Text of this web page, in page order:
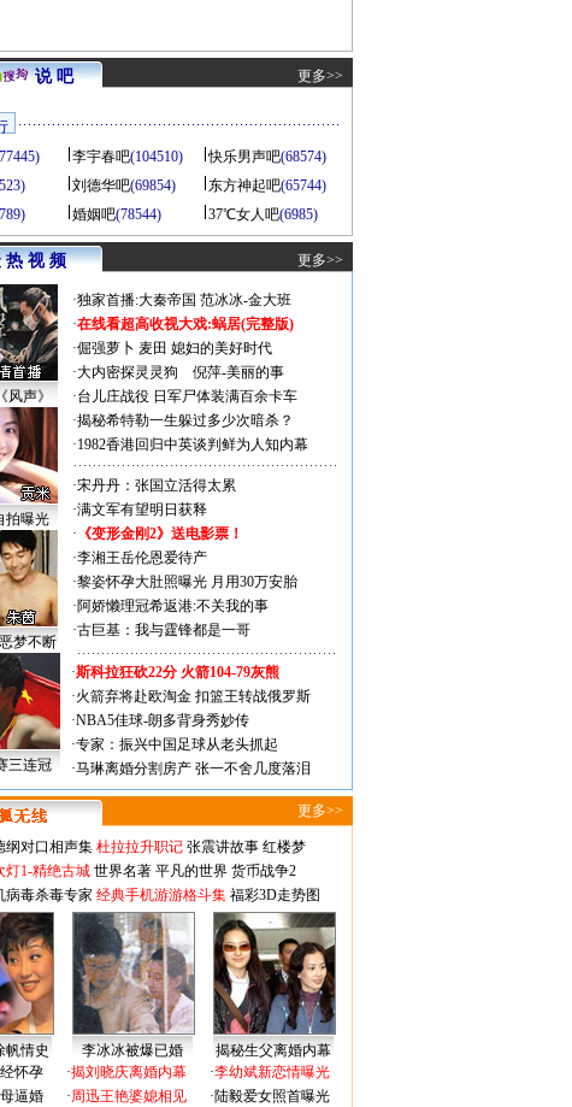
说 吧 更多>>
李宇春吧(104510) 快乐男声吧(68574)
刘德华吧(69854) 东方神起吧(65744)
婚姻吧(78544) 37℃女人吧(6985)
热 视 频 更多>>
风声》
拍曝光
梦不断
·独家首播:大秦帝国 范冰冰-金大班
·在线看超高收视大戏:蜗居(完整版)
·倔强萝卜 麦田 媳妇的美好时代
·大内密探灵灵狗
倪萍-美丽的事
·台儿庄战役 日军尸体装满百余卡车
·揭秘希特勒一生躲过多少次暗杀？
·1982香港回归中英谈判鲜为人知内幕
·宋丹丹：张国立活得太累
·满文军有望明日获释
· 《变形金刚2》送电影票！
·李湘王岳伦恩爱待产
·黎姿怀孕大肚照曝光 月用30万安胎
·阿娇懒理冠希返港:不关我的事
·古巨基：我与霆锋都是一哥
三连冠
·斯科拉狂砍22分 火箭104-79灰熊
·火箭弃将赴欧淘金 扣篮王转战俄罗斯
·NBA5佳球-朗多背身秀妙传
·专家：振兴中国足球从老头抓起
·马琳离婚分割房产 张一不舍几度落泪
更多>>
纲对口相声集 杜拉拉升职记 张震讲故事 红楼梦
灯1-精绝古城 世界名著 平凡的世界 货币战争2
病毒杀毒专家 经典手机游游格斗集 福彩3D走势图
帆情史 李冰冰被爆已婚
揭秘生父离婚内幕
怀孕
逼婚
·揭刘晓庆离婚内幕
·周迅王艳婆媳相见
·李幼斌新恋情曝光
·陆毅爱女照首曝光